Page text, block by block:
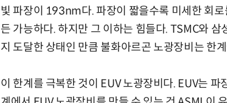
빛 파장이 193nm다. 파장이 짧을수록 미세한 회
든 가능하다. 하지만 그 이하는 힘들다. TSMC와
지 도달한 상태인 만큼 불화아르곤 노광장비는 한
이 한계를 극복한 것이 EUV 노광장비다. EUV는